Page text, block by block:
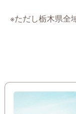
※ただし栃木県全